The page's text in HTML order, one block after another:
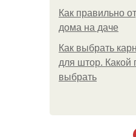
Как правильно
дома на даче
Как выбрать
для штор. Какой
выбрать